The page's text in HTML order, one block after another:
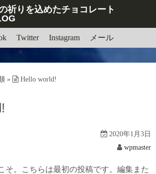
祈りを込めたチョコレート
Twitter Instagram メール
» Hello world!
2020年1月3日
wpmaster
そ。こちらは最初の投稿です。編集また